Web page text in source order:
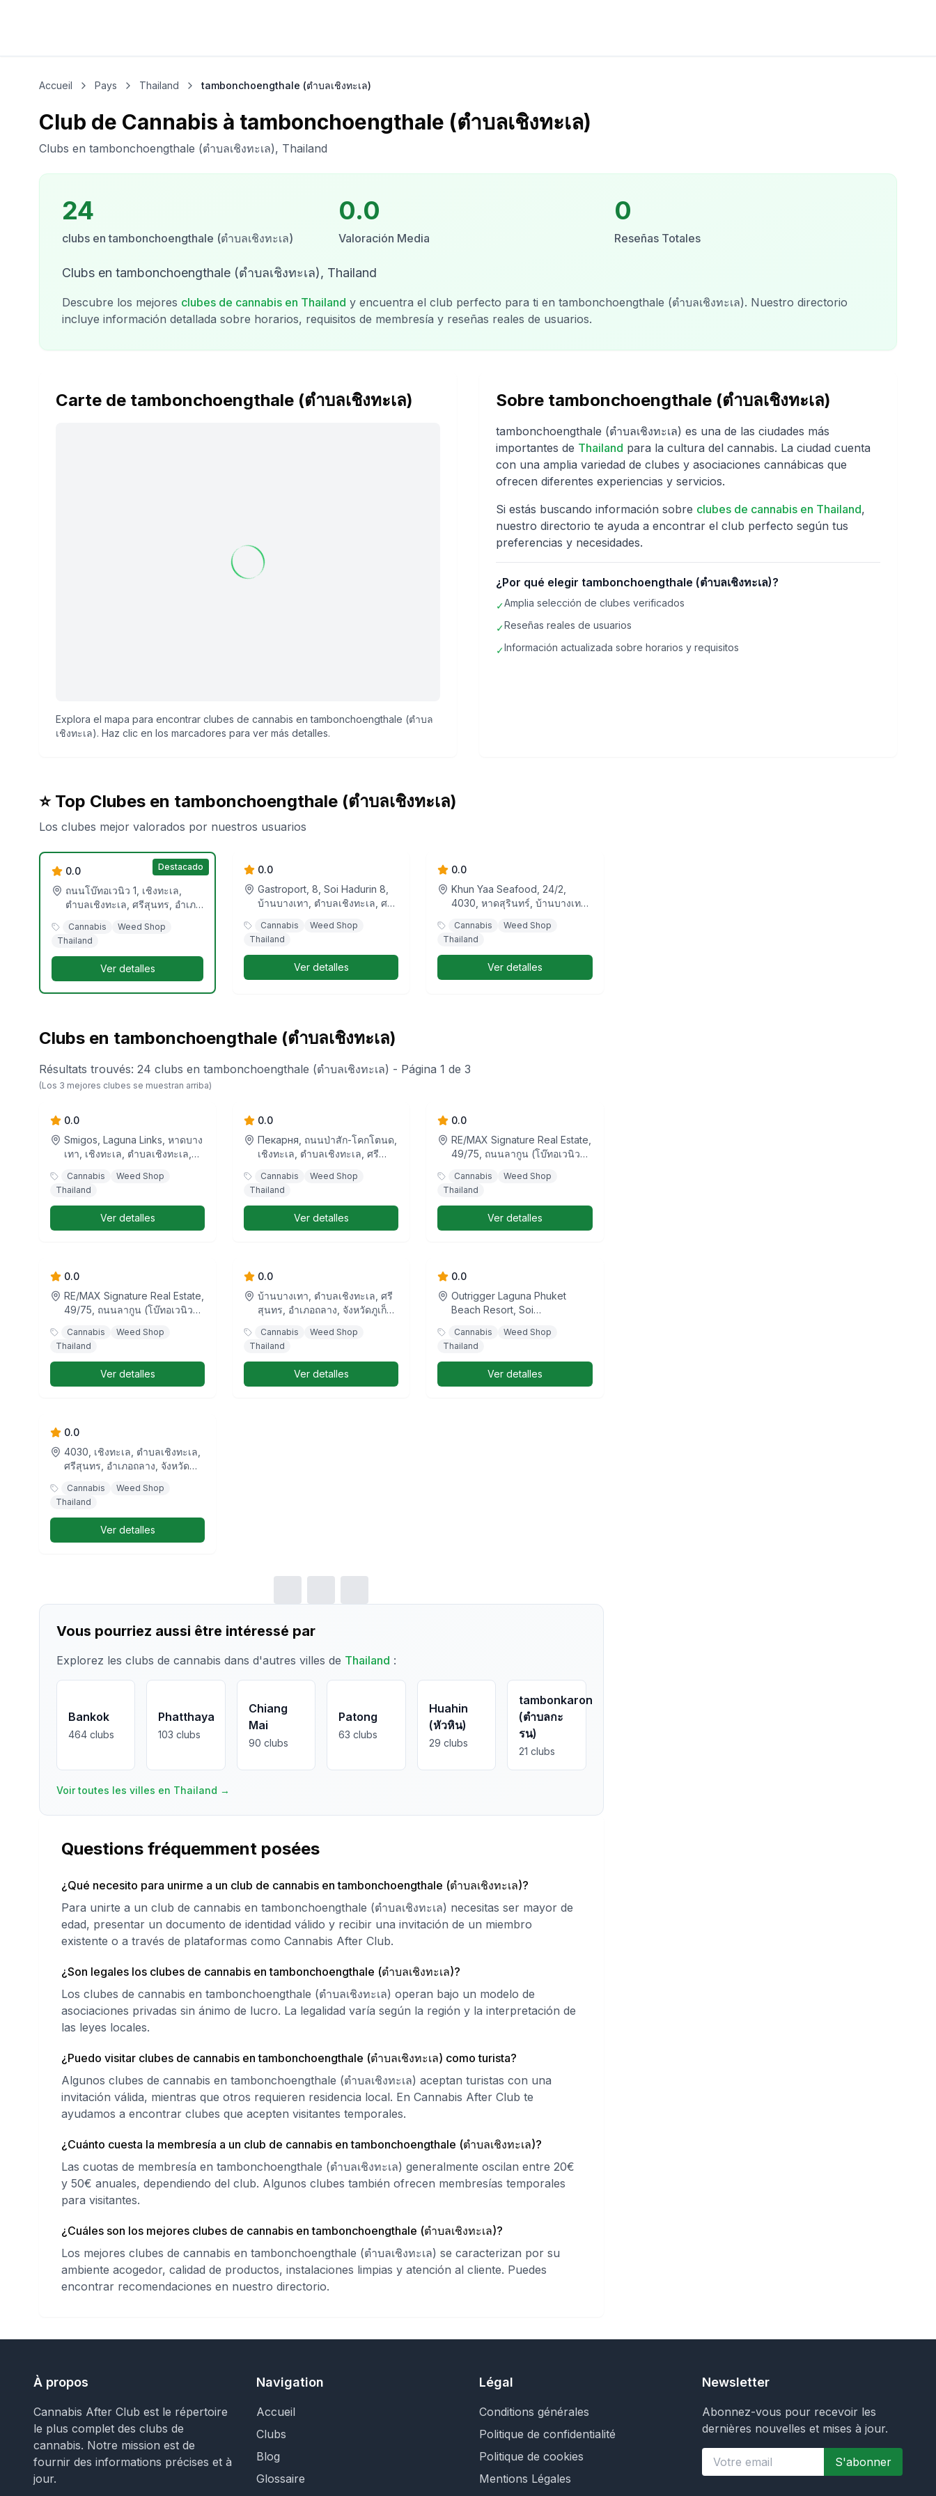
Accueil Pays Thailand tambonchoengthale (ตำบลเชิงทะเล)
Club de Cannabis à tambonchoengthale (ตำบลเชิงทะเล)
Clubs en tambonchoengthale (ตำบลเชิงทะเล), Thailand
24
clubs entambonchoengthale (ตำบลเชิงทะเล)
0.0
Valoración Media
0
Reseñas Totales
Clubs en tambonchoengthale (ตำบลเชิงทะเล), Thailand
Descubre los mejores clubes de cannabis en Thailand y encuentra el club perfecto para ti en tambonchoengthale (ตำบลเชิงทะเล). Nuestro directorio
incluye información detallada sobre horarios, requisitos de membresía y reseñas reales de usuarios.
Carte de tambonchoengthale (ตำบลเชิงทะเล)
Explora el mapa para encontrar clubes de cannabis en tambonchoengthale (ตำบล
เชิงทะเล). Haz clic en los marcadores para ver más detalles.
Sobre tambonchoengthale (ตำบลเชิงทะเล)
tambonchoengthale (ตำบลเชิงทะเล) es una de las ciudades más
importantes de Thailand para la cultura del cannabis. La ciudad cuenta
con una amplia variedad de clubes y asociaciones cannábicas que
ofrecen diferentes experiencias y servicios.
Si estás buscando información sobre clubes de cannabis en Thailand,
nuestro directorio te ayuda a encontrar el club perfecto según tus
preferencias y necesidades.
¿Por qué elegir tambonchoengthale (ตำบลเชิงทะเล)?
✓Amplia selección de clubes verificados
✓Reseñas reales de usuarios
✓Información actualizada sobre horarios y requisitos
⭐ Top Clubes en tambonchoengthale (ตำบลเชิงทะเล)
Los clubes mejor valorados por nuestros usuarios
Destacado
Strainz Phuket
Dispensary and
Headshop
0.0
ถนนโบ๊ทอเวนิว 1, เชิงทะเล,
ตำบลเชิงทะเล, ศรีสุนทร, อำเภอ
ประเทศไทย
Cannabis
Weed Shop
Thailand
Ver detalles
Orange Corner Bar and
0.0
Gastroport, 8, Soi Hadurin 8,
บ้านบางเทา, ตำบลเชิงทะเล, ศรี
83110, ประเทศไทย
Cannabis
Weed Shop
Thailand
Ver detalles
and amp; Weed Shop -
Surin Beach
0.0
Khun Yaa Seafood, 24/2,
4030, หาดสุรินทร์, บ้านบางเทา,
ถลาง, จังหวัดภูเก็ต, ประเทศไทย
Cannabis
Weed Shop
Thailand
Ver detalles
Clubs en tambonchoengthale (ตำบลเชิงทะเล)
Résultats trouvés: 24 clubs en tambonchoengthale (ตำบลเชิงทะเล) - Página 1 de 3
(Los 3 mejores clubes se muestran arriba)
Phuket High Bang Tao
0.0
Smigos, Laguna Links, หาดบาง
เทา, เชิงทะเล, ตำบลเชิงทะเล,
ภูเก็ต, 83110, ประเทศไทย
Cannabis
Weed Shop
Thailand
Ver detalles
0.0
Пекарня, ถนนป่าสัก-โคกโตนด,
เชิงทะเล, ตำบลเชิงทะเล, ศรี
83110, ประเทศไทย
Cannabis
Weed Shop
Thailand
Ver detalles
0.0
RE/MAX Signature Real Estate,
49/75, ถนนลากูน (โบ๊ทอเวนิว
สุนทร, อำเภอถลาง, จังหวัดภูเก็ต,
83110, ประเทศไทย
Cannabis
Weed Shop
Thailand
Ver detalles
0.0
RE/MAX Signature Real Estate,
49/75, ถนนลากูน (โบ๊ทอเวนิว
สุนทร, อำเภอถลาง, จังหวัดภูเก็ต,
83110, ประเทศไทย
Cannabis
Weed Shop
Thailand
Ver detalles
0.0
บ้านบางเทา, ตำบลเชิงทะเล, ศรี
สุนทร, อำเภอถลาง, จังหวัดภูเก็ต,
Cannabis
Weed Shop
Thailand
Ver detalles
0.0
Outrigger Laguna Phuket
Beach Resort, Soi
เชิงทะเล, ตำบลเชิงทะเล, ศรี
สุนทร, อำเภอถลาง, จังหวัดภูเก็ต,
83110, ประเทศไทย
Cannabis
Weed Shop
Thailand
Ver detalles
0.0
4030, เชิงทะเล, ตำบลเชิงทะเล,
ศรีสุนทร, อำเภอถลาง, จังหวัด
Cannabis
Weed Shop
Thailand
Ver detalles
Vous pourriez aussi être intéressé par
Explorez les clubs de cannabis dans d'autres villes de Thailand :
Bankok
464 clubs
Phatthaya
103 clubs
Chiang
Mai
90 clubs
Patong
63 clubs
Huahin
(หัวหิน)
29 clubs
tambonkaron
(ตำบลกะ
รน)
21 clubs
Voir toutes les villes en Thailand →
Questions fréquemment posées
¿Qué necesito para unirme a un club de cannabis en tambonchoengthale (ตำบลเชิงทะเล)?
Para unirte a un club de cannabis en tambonchoengthale (ตำบลเชิงทะเล) necesitas ser mayor de
edad, presentar un documento de identidad válido y recibir una invitación de un miembro
existente o a través de plataformas como Cannabis After Club.
¿Son legales los clubes de cannabis en tambonchoengthale (ตำบลเชิงทะเล)?
Los clubes de cannabis en tambonchoengthale (ตำบลเชิงทะเล) operan bajo un modelo de
asociaciones privadas sin ánimo de lucro. La legalidad varía según la región y la interpretación de
las leyes locales.
¿Puedo visitar clubes de cannabis en tambonchoengthale (ตำบลเชิงทะเล) como turista?
Algunos clubes de cannabis en tambonchoengthale (ตำบลเชิงทะเล) aceptan turistas con una
invitación válida, mientras que otros requieren residencia local. En Cannabis After Club te
ayudamos a encontrar clubes que acepten visitantes temporales.
¿Cuánto cuesta la membresía a un club de cannabis en tambonchoengthale (ตำบลเชิงทะเล)?
Las cuotas de membresía en tambonchoengthale (ตำบลเชิงทะเล) generalmente oscilan entre 20€
y 50€ anuales, dependiendo del club. Algunos clubes también ofrecen membresías temporales
para visitantes.
¿Cuáles son los mejores clubes de cannabis en tambonchoengthale (ตำบลเชิงทะเล)?
Los mejores clubes de cannabis en tambonchoengthale (ตำบลเชิงทะเล) se caracterizan por su
ambiente acogedor, calidad de productos, instalaciones limpias y atención al cliente. Puedes
encontrar recomendaciones en nuestro directorio.
À propos
Cannabis After Club est le répertoire
le plus complet des clubs de
cannabis. Notre mission est de
fournir des informations précises et à
jour.
Navigation
Accueil
Clubs
Blog
Glossaire
Légal
Conditions générales
Politique de confidentialité
Politique de cookies
Mentions Légales
Newsletter
Abonnez-vous pour recevoir les
dernières nouvelles et mises à jour.
S'abonner